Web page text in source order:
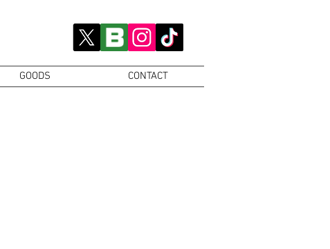
GOODS CONTACT